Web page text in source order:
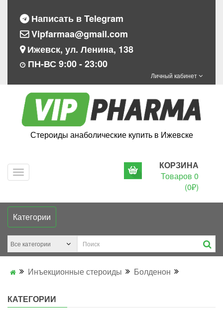
Написать в Telegram
Vipfarmaa@gmail.com
Ижевск, ул. Ленина, 138
ПН-ВС 9:00 - 23:00
Личный кабинет
Стероиды анаболические купить в Ижевске
КОРЗИНА
Товаров 0
(0₽)
Категории
Инъекционные стероиды Болденон
КАТЕГОРИИ